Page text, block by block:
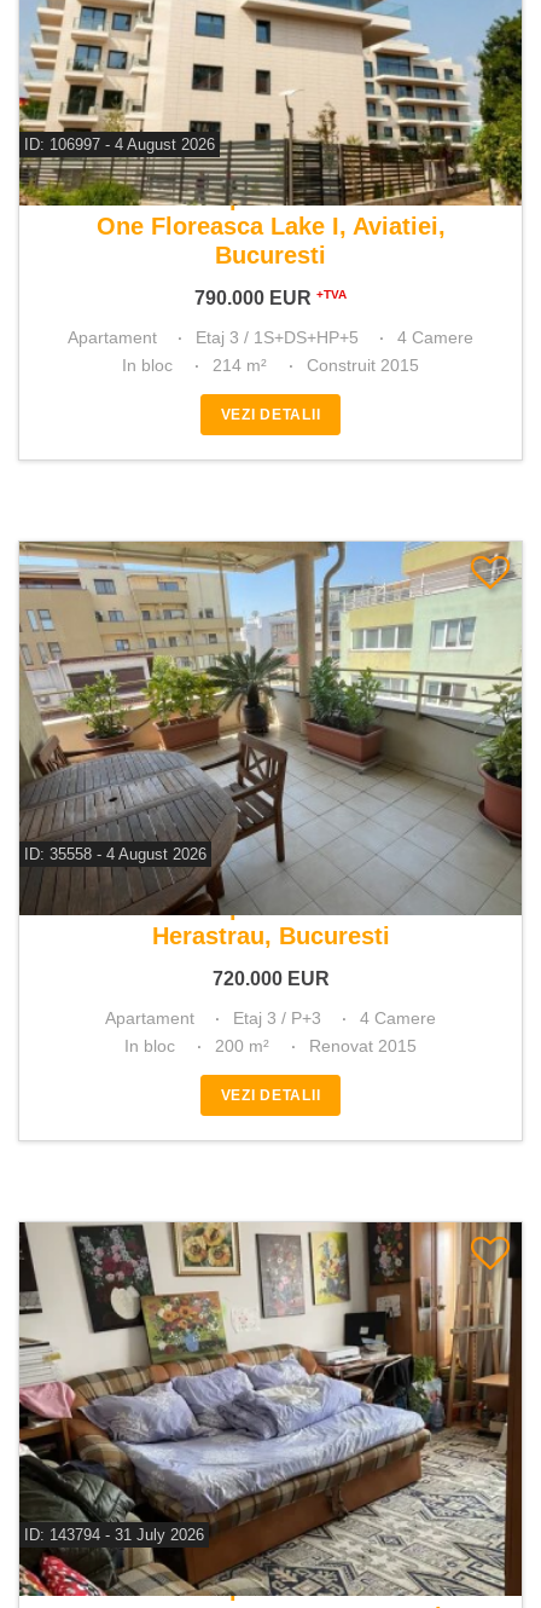
ID: 106997 - 4 August 2026
De vanzare apartament 4 camere
One Floreasca Lake I, Aviatiei,
Bucuresti
790.000 EUR +TVA
Apartament Etaj 3 / 1S+DS+HP+5
4 Camere
In bloc
214 m² Construit 2015
VEZI DETALII
ID: 35558 - 4 August 2026
De vanzare apartament 4 camere
Herastrau, Bucuresti
720.000 EUR
Apartament Etaj 3 / P+3
4 Camere
In bloc
200 m² Renovat 2015
VEZI DETALII
ID: 143794 - 31 July 2026
De vanzare apartament 2 camere